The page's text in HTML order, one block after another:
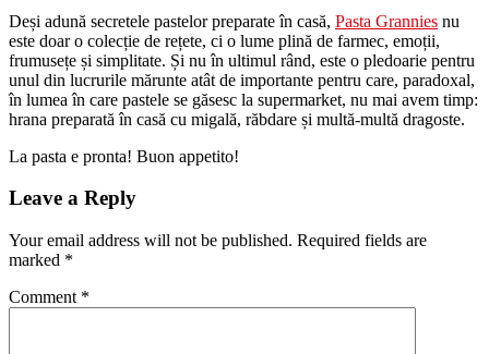
Deși adună secretele pastelor preparate în casă, Pasta Grannies nu
este doar o colecție de rețete, ci o lume plină de farmec, emoții,
frumusețe și simplitate. Și nu în ultimul rând, este o pledoarie pentru
unul din lucrurile mărunte atât de importante pentru care, paradoxal,
în lumea în care pastele se găsesc la supermarket, nu mai avem timp:
hrana preparată în casă cu migală, răbdare și multă-multă dragoste.
La pasta e pronta! Buon appetito!
Leave a Reply
Your email address will not be published. Required fields are
marked *
Comment *